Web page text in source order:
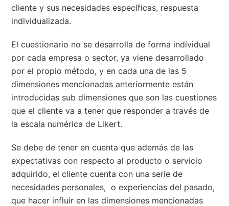
cliente y sus necesidades específicas, respuesta
individualizada.
El cuestionario no se desarrolla de forma individual
por cada empresa o sector, ya viene desarrollado
por el propio método, y en cada una de las 5
dimensiones mencionadas anteriormente están
introducidas sub dimensiones que son las cuestiones
que el cliente va a tener que responder a través de
la escala numérica de Likert.
Se debe de tener en cuenta que además de las
expectativas con respecto al producto o servicio
adquirido, el cliente cuenta con una serie de
necesidades personales, o experiencias del pasado,
que hacer influir en las dimensiones mencionadas